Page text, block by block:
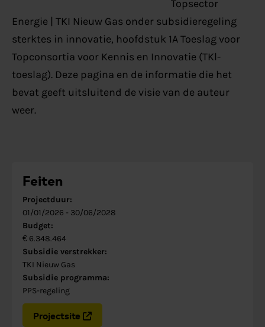
Topsector
Energie | TKI Nieuw Gas onder subsidieregeling
sterktes in innovatie, hoofdstuk 1A Toeslag voor
Topconsortia voor Kennis en Innovatie (TKl-
toeslag). Deze pagina en de informatie die het
bevat geeft uitsluitend de visie van de auteur
weer.
Feiten
Projectduur:
01/01/2026 - 30/06/2028
Budget:
€ 6.348.464
Subsidie verstrekker:
TKI Nieuw Gas
Subsidie programma:
PPS-regeling
Projectsite